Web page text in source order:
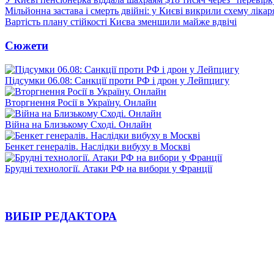
Мільйонна застава і смерть двійні: у Києві викрили схему
Вартість плану стійкості Києва зменшили майже вдвічі
Сюжети
Підсумки 06.08: Санкції проти РФ і дрон у Лейпцигу
Вторгнення Росії в Україну. Онлайн
Війна на Близькому Сході. Онлайн
Бенкет генералів. Наслідки вибуху в Москві
Брудні технології. Атаки РФ на вибори у Франції
ВИБІР РЕДАКТОРА